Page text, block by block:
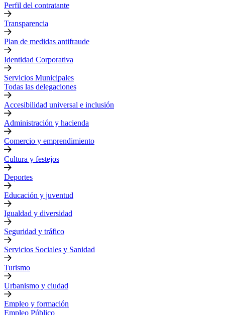
Perfil del contratante
Transparencia
Plan de medidas antifraude
Identidad Corporativa
Servicios Municipales
Todas las delegaciones
Accesibilidad universal e inclusión
Administración y hacienda
Comercio y emprendimiento
Cultura y festejos
Deportes
Educación y juventud
Igualdad y diversidad
Seguridad y tráfico
Servicios Sociales y Sanidad
Turismo
Urbanismo y ciudad
Empleo y formación
Empleo Público